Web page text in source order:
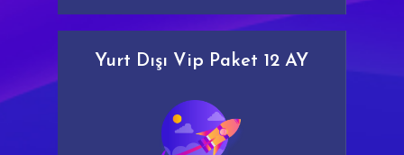
Yurt Dışı Vip Paket 12 AY